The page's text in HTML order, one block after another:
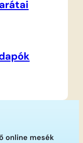
online mesék